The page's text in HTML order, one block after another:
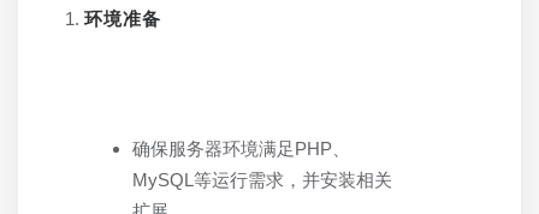
环境准备
确保服务器环境满足PHP、
MySQL等运行需求，并安装相关